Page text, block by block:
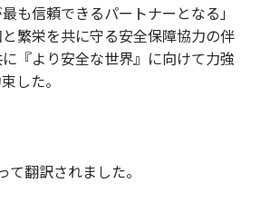
も信頼できるパートナーとなる」
繁栄を共に守る安全保障協力の伴
『より安全な世界』に向けて力強
した。
翻訳されました。